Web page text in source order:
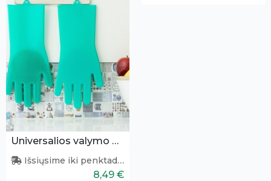
Universalios valymo pirštinės
Išsiųsime iki penktadienio
8,49 €